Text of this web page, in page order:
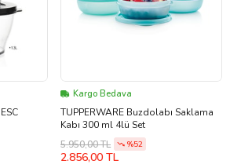
Kargo Bedava
TUPPERWARE Buzdolabı Saklama
Kabı 300 ml 4lü Set
5.950,00 TL
%52
2.856,00 TL